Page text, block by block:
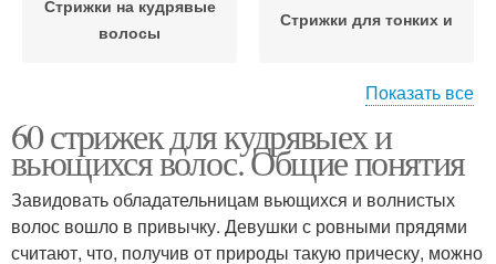
Стрижки на кудрявые
волосы
Стрижки для тонких и
Стрижки для вьющихся
волос
Короткие стрижки
Длинные стрижки
Стрижки для кудрявых
Показать все
60 стрижек для кудрявыех и
вьющихся волос. Общие понятия
Завидовать обладательницам вьющихся и волнистых
волос вошло в привычку. Девушки с ровными прядями
считают, что, получив от природы такую прическу, можно